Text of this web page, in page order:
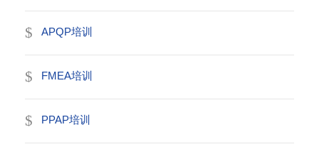
APQP培训
FMEA培训
PPAP培训